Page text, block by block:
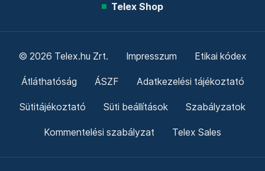
Telex Shop
© 2026 Telex.hu Zrt. Impresszum Etikai kódex
Átláthatóság ÁSZF Adatkezelési tájékoztató
Sütitájékoztató Süti beállítások Szabályzatok
Kommentelési szabályzat Telex Sales